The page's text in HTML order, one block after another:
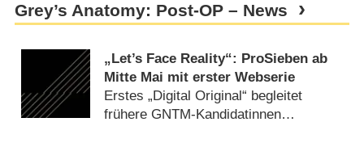
Grey’s Anatomy: Post-OP – News
„Let’s Face Reality“: ProSieben ab
Mitte Mai mit erster Webserie
Erstes „Digital Original“ begleitet
frühere GNTM-Kandidatinnen